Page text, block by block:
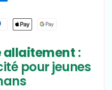
allaitement :
pour jeunes